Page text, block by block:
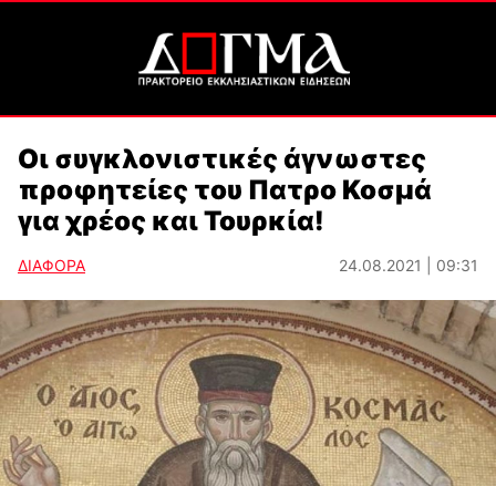
Οι συγκλονιστικές άγνωστες
προφητείες του Πατρο Κοσμά
για χρέος και Τουρκία!
ΔΙΑΦΟΡΑ 24.08.2021 | 09:31